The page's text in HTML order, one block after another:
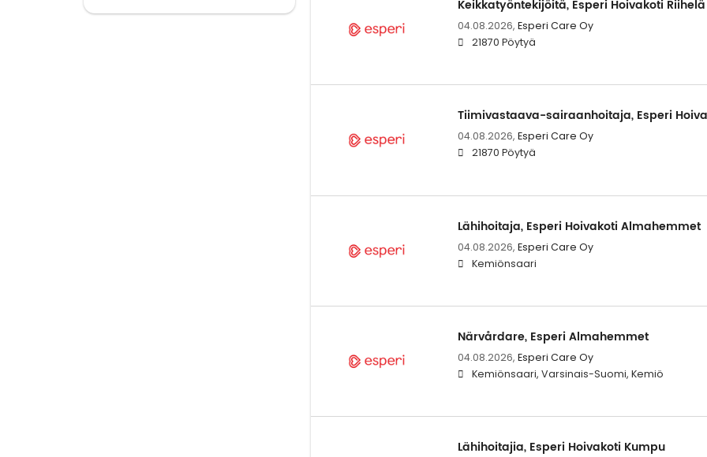
Keikkatyöntekijöitä, Esperi Hoivakoti Riihelä
04.08.2026, Esperi Care Oy
21870 Pöytyä
Tiimivastaava-sairaanhoitaja, Esperi
04.08.2026, Esperi Care Oy
21870 Pöytyä
Lähihoitaja, Esperi Hoivakoti Almahemmet
04.08.2026, Esperi Care Oy
Kemiönsaari
Närvårdare, Esperi Almahemmet
04.08.2026, Esperi Care Oy
Kemiönsaari, Varsinais-Suomi, Kemiö
Lähihoitajia, Esperi Hoivakoti Kumpu